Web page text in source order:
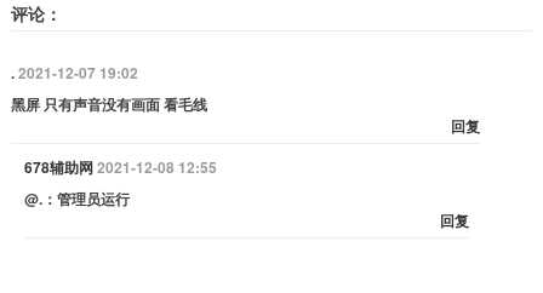
评论：
.2021-12-07 19:02
黑屏 只有声音没有画面 看毛线
回复
678辅助网2021-12-08 12:55
@.：管理员运行
回复